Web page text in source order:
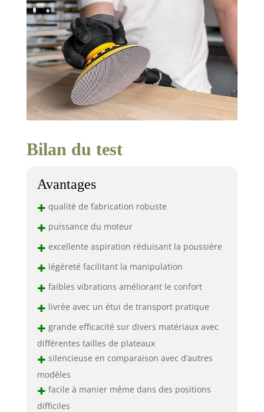
Bilan du test
Avantages
+ qualité de fabrication robuste
+ puissance du moteur
+ excellente aspiration réduisant la poussière
+ légèreté facilitant la manipulation
+ faibles vibrations améliorant le confort
+ livrée avec un étui de transport pratique
+ grande efficacité sur divers matériaux avec
différentes tailles de plateaux
+ silencieuse en comparaison avec d’autres
modèles
+ facile à manier même dans des positions
difficiles